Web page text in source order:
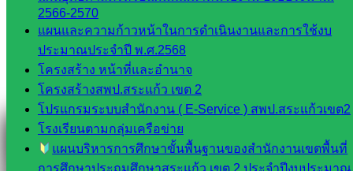
2566-2570
แผนและความก้าวหน้าในการดำเนินงานและการใช้งบ
ประมาณประจำปี พ.ศ.2568
โครงสร้าง หน้าที่และอำนาจ
โครงสร้างสพป.สระแก้ว เขต 2
โปรแกรมระบบสำนักงาน ( E-Service ) สพป.สระแก้วเขต2
โรงเรียนตามกลุ่มเครือข่าย
แผนบริหารการศึกษาขั้นพื้นฐานของสำนักงานเขตพื้นที่
การศึกษาประถมศึกษาสระแก้ว เขต 2 ประจำปีงบประมาณ
Messenger
Facebook